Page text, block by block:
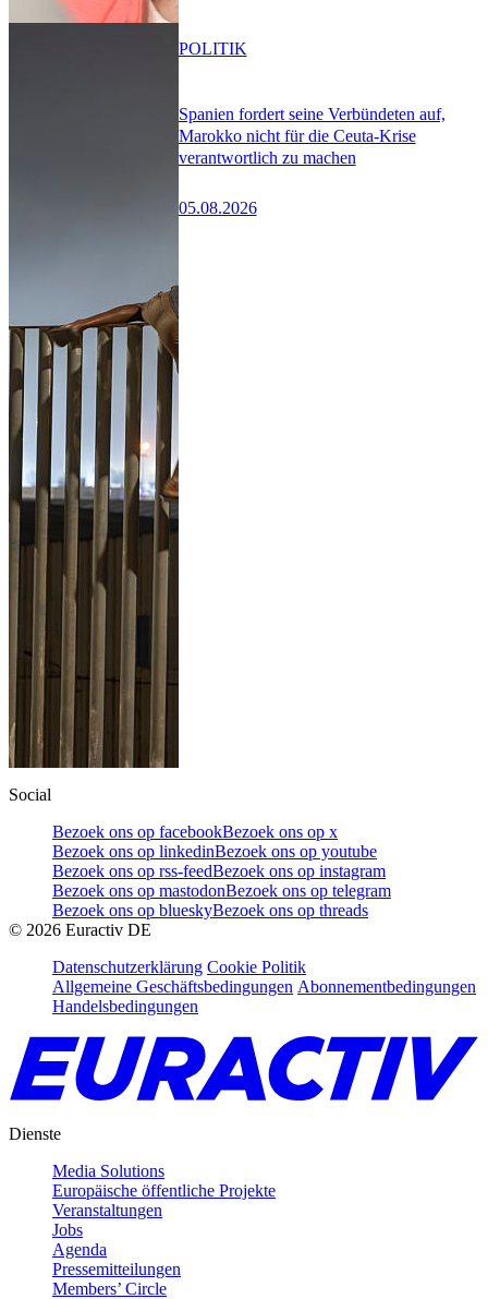
Spanien fordert seine Verbündeten auf,
Marokko nicht für die Ceuta-Krise
verantwortlich zu machen
05.08.2026
POLITIK
Social
Bezoek ons op facebookBezoek ons op x
Bezoek ons op linkedinBezoek ons op youtube
Bezoek ons op rss-feedBezoek ons op instagram
Bezoek ons op mastodonBezoek ons op telegram
Bezoek ons op blueskyBezoek ons op threads
© 2026 Euractiv DE
Datenschutzerklärung Cookie Politik
Allgemeine Geschäftsbedingungen Abonnementbedingungen
Handelsbedingungen
Dienste
Media Solutions
Europäische öffentliche Projekte
Veranstaltungen
Jobs
Agenda
Pressemitteilungen
Members’ Circle